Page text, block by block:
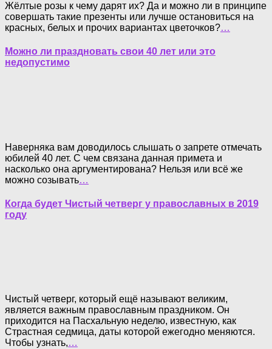
Жёлтые розы к чему дарят их? Да и можно ли в принципе
совершать такие презенты или лучше остановиться на
красных, белых и прочих вариантах цветочков?…
Можно ли праздновать свои 40 лет или это
недопустимо
Наверняка вам доводилось слышать о запрете отмечать
юбилей 40 лет. С чем связана данная примета и
насколько она аргументирована? Нельзя или всё же
можно созывать…
Когда будет Чистый четверг у православных в 2019
году
Чистый четверг, который ещё называют великим,
является важным православным праздником. Он
приходится на Пасхальную неделю, известную, как
Страстная седмица, даты которой ежегодно меняются.
Чтобы узнать,…